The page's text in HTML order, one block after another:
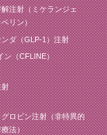
解注射（ミケランジェ
ベリン）
ンダ（GLP-1）注射
ン（CFLINE）
射
グロビン注射（非特異的
療法）